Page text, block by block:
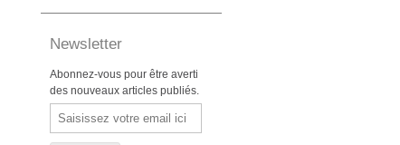
Newsletter
Abonnez-vous pour être averti
des nouveaux articles publiés.
Email